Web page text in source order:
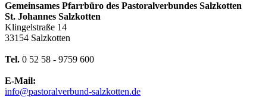
Gemeinsames Pfarrbüro des Pastoralverbundes Salzkotten
St. Johannes Salzkotten
Klingelstraße 14
33154 Salzkotten
Tel. 0 52 58 - 9759 600
E-Mail:
info@pastoralverbund-salzkotten.de